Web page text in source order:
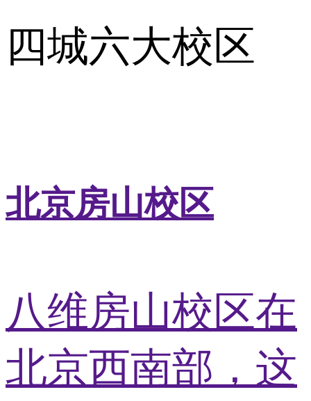
四城六大校区
北京房山校区
八维房山校区在
北京西南部，这